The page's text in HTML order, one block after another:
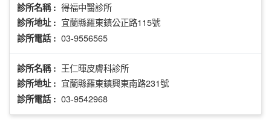
診所名稱 : 得福中醫診所
診所地址 : 宜蘭縣羅東鎮公正路115號
診所電話 : 03-9556565
診所名稱 : 王仁暉皮膚科診所
診所地址 : 宜蘭縣羅東鎮興東南路231號
診所電話 : 03-9542968